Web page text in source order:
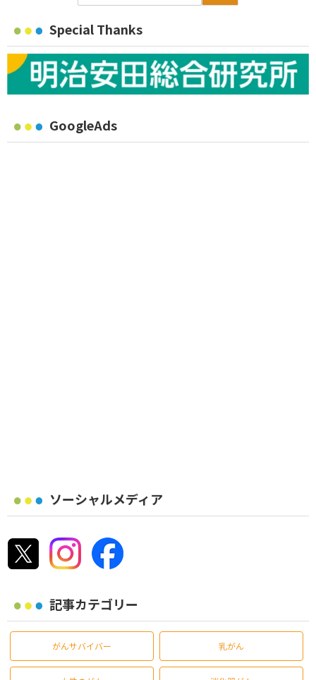
Special Thanks
GoogleAds
ソーシャルメディア
記事カテゴリー
がんサバイバー 乳がん